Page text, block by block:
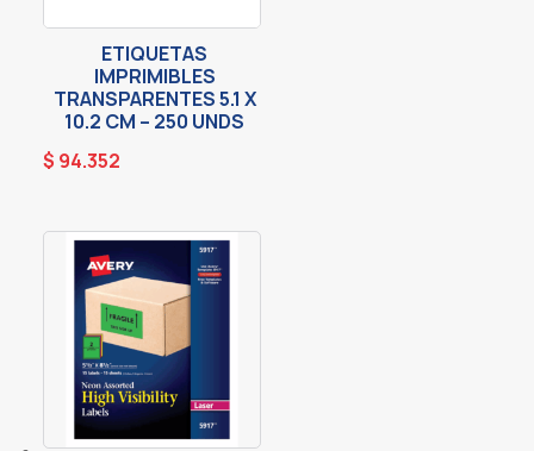
ETIQUETAS
IMPRIMIBLES
TRANSPARENTES 5.1 X
10.2 CM – 250 UNDS
$ 94.352